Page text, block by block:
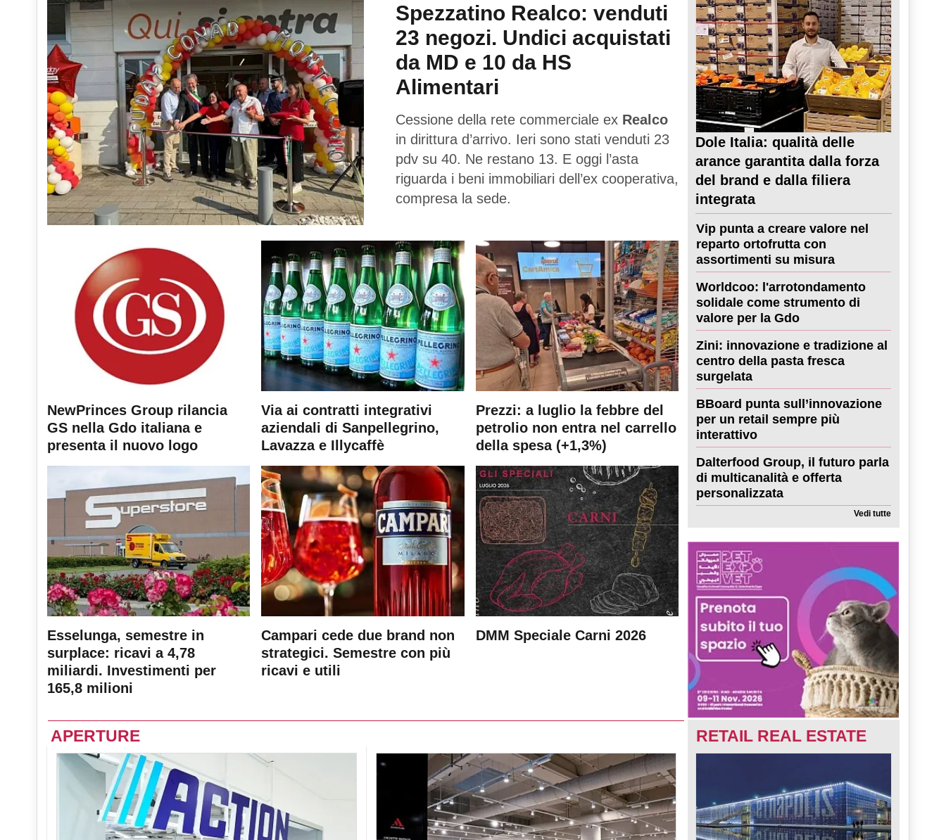
Spezzatino Realco: venduti
23 negozi. Undici acquistati
da MD e 10 da HS
Alimentari
Cessione della rete commerciale ex Realco
in dirittura d’arrivo. Ieri sono stati venduti 23
pdv su 40. Ne restano 13. E oggi l’asta
riguarda i beni immobiliari dell’ex cooperativa,
compresa la sede.
NewPrinces Group rilancia
GS nella Gdo italiana e
presenta il nuovo logo
Via ai contratti integrativi
aziendali di Sanpellegrino,
Lavazza e Illycaffè
Prezzi: a luglio la febbre del
petrolio non entra nel carrello
della spesa (+1,3%)
Esselunga, semestre in
surplace: ricavi a 4,78
miliardi. Investimenti per
165,8 milioni
Campari cede due brand non
strategici. Semestre con più
ricavi e utili
DMM Speciale Carni 2026
Dole Italia: qualità delle
arance garantita dalla forza
del brand e dalla filiera
integrata
Vip punta a creare valore nel
reparto ortofrutta con
assortimenti su misura
Worldcoo: l'arrotondamento
solidale come strumento di
valore per la Gdo
Zini: innovazione e tradizione al
centro della pasta fresca
surgelata
BBoard punta sull’innovazione
per un retail sempre più
interattivo
Dalterfood Group, il futuro parla
di multicanalità e offerta
personalizzata
Vedi tutte
APERTURE RETAIL REAL ESTATE